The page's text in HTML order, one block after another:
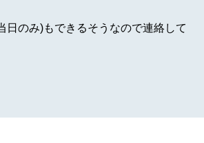
日のみ)もできるそうなので連絡して